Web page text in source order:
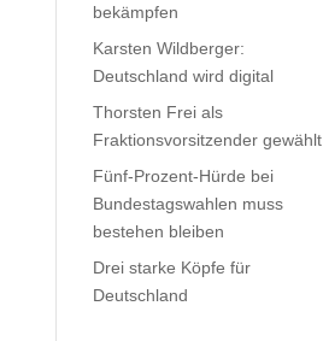
bekämpfen
Karsten Wildberger:
Deutschland wird digital
Thorsten Frei als
Fraktionsvorsitzender gewählt
Fünf-Prozent-Hürde bei
Bundestagswahlen muss
bestehen bleiben
Drei starke Köpfe für
Deutschland